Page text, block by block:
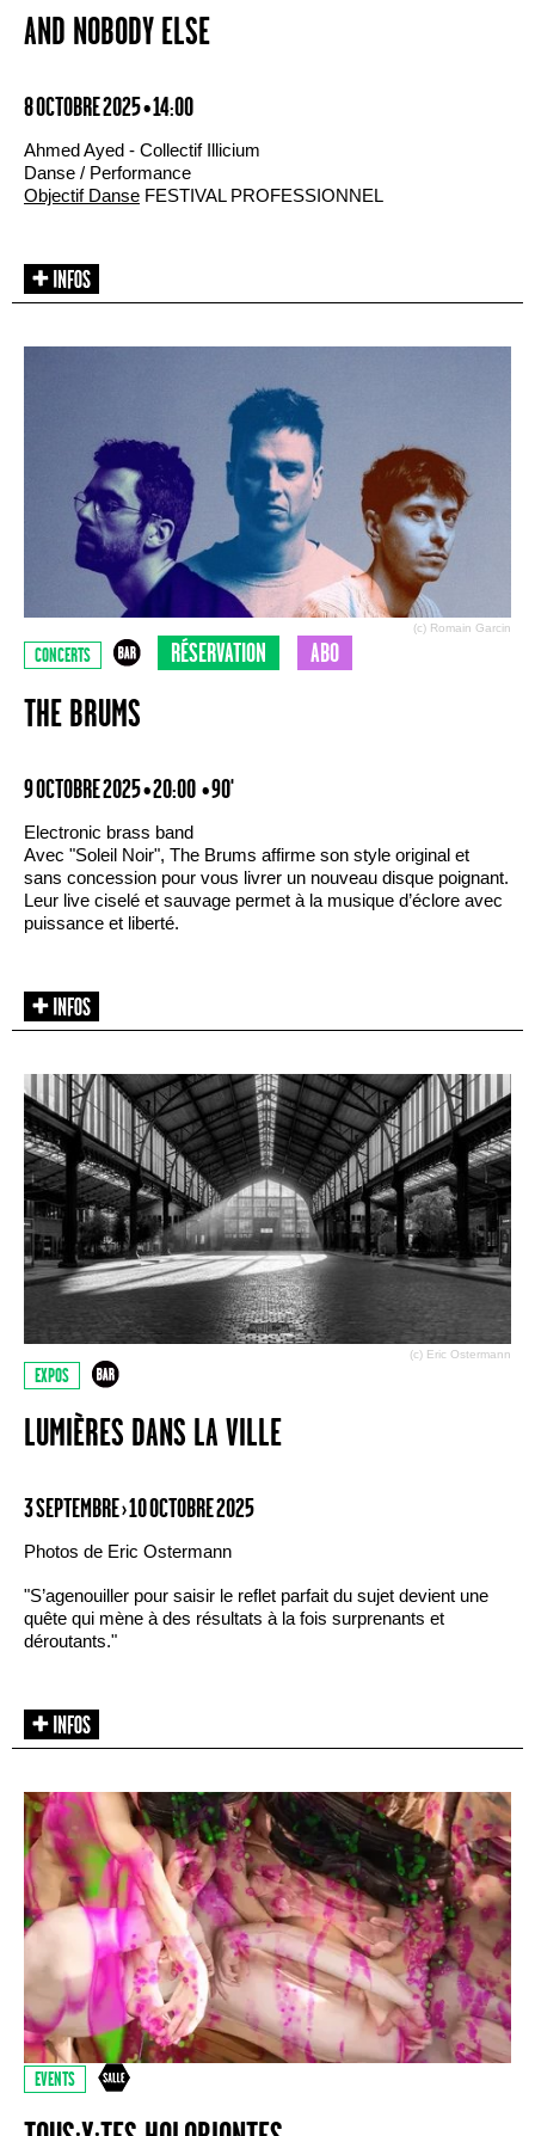
AND NOBODY ELSE
8 OCTOBRE 2025 • 14:00
Ahmed Ayed - Collectif Illicium
Danse / Performance
Objectif Danse FESTIVAL PROFESSIONNEL
(c) Romain Garcin
CONCERTS RÉSERVATION ABO
THE BRUMS
9 OCTOBRE 2025 • 20:00 • 90'
Electronic brass band
Avec "Soleil Noir", The Brums affirme son style original et
sans concession pour vous livrer un nouveau disque poignant.
Leur live ciselé et sauvage permet à la musique d’éclore avec
puissance et liberté.
(c) Eric Ostermann
EXPOS
LUMIÈRES DANS LA VILLE
3 SEPTEMBRE › 10 OCTOBRE 2025
Photos de Eric Ostermann
"S’agenouiller pour saisir le reflet parfait du sujet devient une
quête qui mène à des résultats à la fois surprenants et
déroutants."
EVENTS